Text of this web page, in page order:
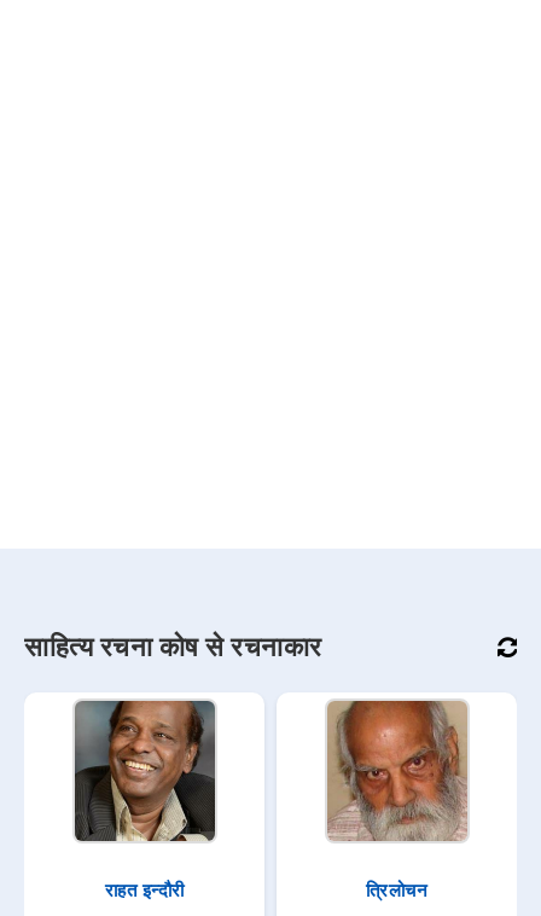
साहित्य रचना कोष से रचनाकार
राहत इन्दौरी त्रिलोचन